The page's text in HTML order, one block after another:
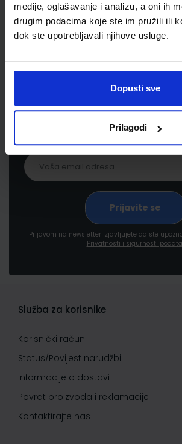
medije, oglašavanje i analizu, a oni ih
drugim podacima koje ste im pružili ili
dok ste upotrebljavali njihove usluge.
Dopusti sve
Prilagodi
Newsletter
Prijavite se kako bi primali
pogodnostima
Prijavom na newsletter izjavljujete da ste
Privatnosti i sigurnosti
Služba za korisnike
Korisnički račun
Status/Povijest narudžbi
Informacije o dostavi
Povrat proizvoda i reklamacije
Kontaktirajte nas